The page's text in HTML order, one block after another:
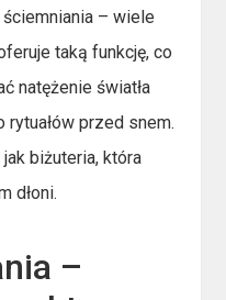
– wiele
taką funkcję, co
natężenie światła
przed snem.
jak biżuteria, która
dłoni.
–